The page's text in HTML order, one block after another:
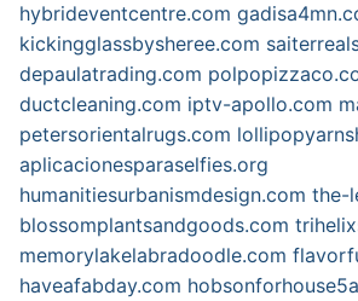
hybrideventcentre.com
kickingglassbysheree.com
depaulatrading.com
ductcleaning.com iptv-apollo.com
petersorientalrugs.com
aplicacionesparaselfies.org
humanitiesurbanismdesign.com the-
blossomplantsandgoods.com
memorylakelabradoodle.com
haveafabday.com